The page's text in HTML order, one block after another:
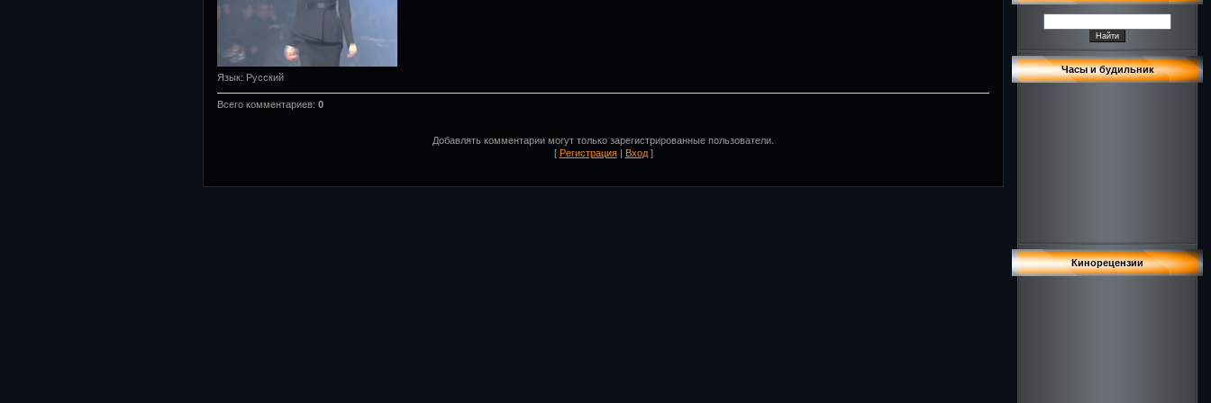
Язык: Русский
Всего комментариев: 0
Добавлять комментарии могут только зарегистрированные пользователи.
[ Регистрация| Вход]
Часы и будильник
Кинорецензии